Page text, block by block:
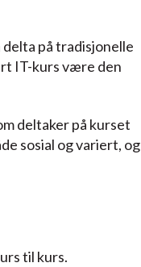
på tradisjonelle
IT-kurs være den
deltaker på kurset
sosial og variert, og
til kurs.